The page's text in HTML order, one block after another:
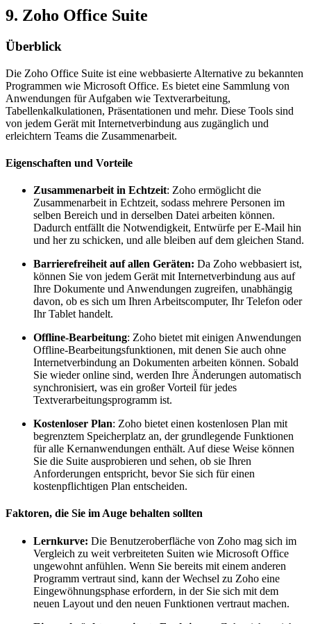
9. Zoho Office Suite
Überblick
Die Zoho Office Suite ist eine webbasierte Alternative zu bekannten
Programmen wie Microsoft Office. Es bietet eine Sammlung von
Anwendungen für Aufgaben wie Textverarbeitung,
Tabellenkalkulationen, Präsentationen und mehr. Diese Tools sind
von jedem Gerät mit Internetverbindung aus zugänglich und
erleichtern Teams die Zusammenarbeit.
Eigenschaften und Vorteile
Zusammenarbeit in Echtzeit: Zoho ermöglicht die
Zusammenarbeit in Echtzeit, sodass mehrere Personen im
selben Bereich und in derselben Datei arbeiten können.
Dadurch entfällt die Notwendigkeit, Entwürfe per E-Mail hin
und her zu schicken, und alle bleiben auf dem gleichen Stand.
Barrierefreiheit auf allen Geräten: Da Zoho webbasiert ist,
können Sie von jedem Gerät mit Internetverbindung aus auf
Ihre Dokumente und Anwendungen zugreifen, unabhängig
davon, ob es sich um Ihren Arbeitscomputer, Ihr Telefon oder
Ihr Tablet handelt.
Offline-Bearbeitung: Zoho bietet mit einigen Anwendungen
Offline-Bearbeitungsfunktionen, mit denen Sie auch ohne
Internetverbindung an Dokumenten arbeiten können. Sobald
Sie wieder online sind, werden Ihre Änderungen automatisch
synchronisiert, was ein großer Vorteil für jedes
Textverarbeitungsprogramm ist.
Kostenloser Plan: Zoho bietet einen kostenlosen Plan mit
begrenztem Speicherplatz an, der grundlegende Funktionen
für alle Kernanwendungen enthält. Auf diese Weise können
Sie die Suite ausprobieren und sehen, ob sie Ihren
Anforderungen entspricht, bevor Sie sich für einen
kostenpflichtigen Plan entscheiden.
Faktoren, die Sie im Auge behalten sollten
Lernkurve: Die Benutzeroberfläche von Zoho mag sich im
Vergleich zu weit verbreiteten Suiten wie Microsoft Office
ungewohnt anfühlen. Wenn Sie bereits mit einem anderen
Programm vertraut sind, kann der Wechsel zu Zoho eine
Eingewöhnungsphase erfordern, in der Sie sich mit dem
neuen Layout und den neuen Funktionen vertraut machen.